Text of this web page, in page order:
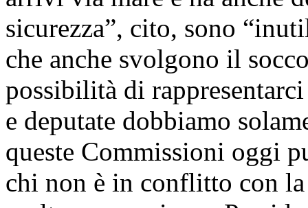
sicurezza”, cito, sono
che anche svolgono il
possibilità di
e deputate dobbiamo
queste Commissioni oggi
chi non è in conflitto con